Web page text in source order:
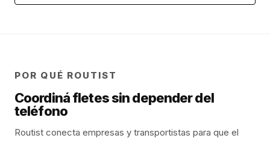
POR QUÉ ROUTIST
Coordiná fletes sin depender del
teléfono
Routist conecta empresas y transportistas para que el